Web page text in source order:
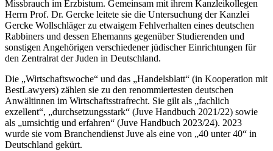
Missbrauch im Erzbistum. Gemeinsam mit ihrem Kanzleikollegen
Herrn Prof. Dr. Gercke leitete sie die Untersuchung der Kanzlei
Gercke Wollschläger zu etwaigem Fehlverhalten eines deutschen
Rabbiners und dessen Ehemanns gegenüber Studierenden und
sonstigen Angehörigen verschiedener jüdischer Einrichtungen für
den Zentralrat der Juden in Deutschland.
Die „Wirtschaftswoche“ und das „Handelsblatt“ (in Kooperation mit
BestLawyers) zählen sie zu den renommiertesten deutschen
Anwältinnen im Wirtschaftsstrafrecht. Sie gilt als „fachlich
exzellent“, „durchsetzungsstark“ (Juve Handbuch 2021/22) sowie
als „umsichtig und erfahren“ (Juve Handbuch 2023/24). 2023
wurde sie vom Branchendienst Juve als eine von „40 unter 40“ in
Deutschland gekürt.